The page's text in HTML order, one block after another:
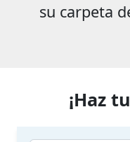
su carpeta
¡Haz